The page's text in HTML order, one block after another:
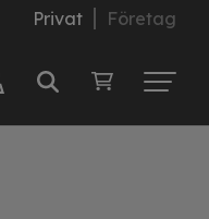
Privat Företag